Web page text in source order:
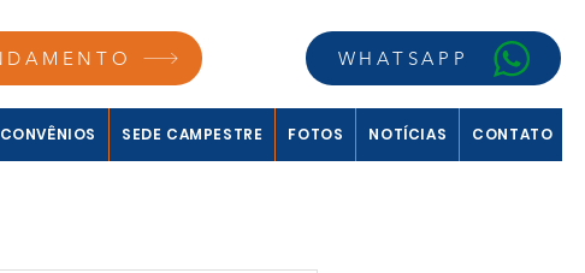
WHATSAPP
CONVÊNIOS SEDE CAMPESTRE FOTOS NOTÍCIAS CONTATO